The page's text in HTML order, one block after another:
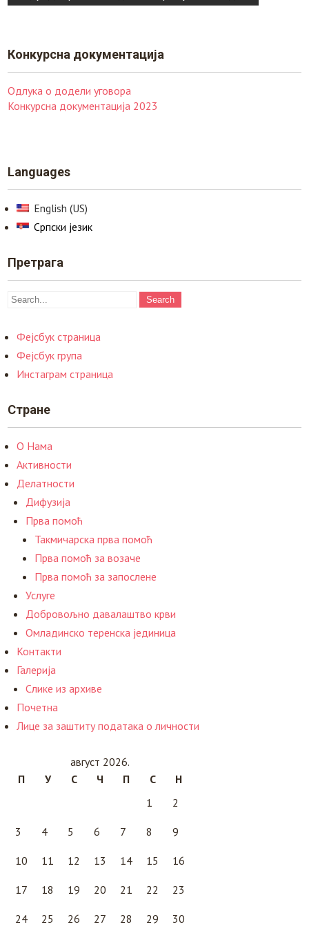
чланка
Конкурснa документација
Одлука о додели уговора
Конкурсна документација 2023
Languages
English (US)
Српски језик
Претрага
Фејсбук страница
Фејсбук група
Инстаграм страница
Стране
О Нама
Активности
Делатности
Дифузија
Прва помоћ
Такмичарска прва помоћ
Прва помоћ за возаче
Прва помоћ за запослене
Услуге
Добровољно давалаштво крви
Омладинско теренска јединица
Контакти
Галерија
Слике из архиве
Почетна
Лице за заштиту података о личности
август 2026.
П
У С Ч П С
Н
1
2
3 4 5 6 7 8 9
10 11 12 13 14 15 16
17 18 19 20 21 22 23
24 25 26 27 28 29 30